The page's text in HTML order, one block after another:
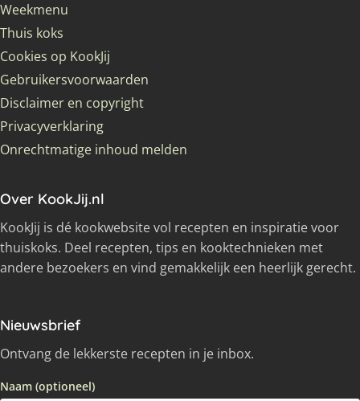
Weekmenu
Thuis koks
Cookies op KookJij
Gebruikersvoorwaarden
Disclaimer en copyright
Privacyverklaring
Onrechtmatige inhoud melden
Over KookJij.nl
KookJij is dé kookwebsite vol recepten en inspiratie voor
thuiskoks. Deel recepten, tips en kooktechnieken met
andere bezoekers en vind gemakkelijk een heerlijk gerecht.
Nieuwsbrief
Ontvang de lekkerste recepten in je inbox.
Naam (optioneel)